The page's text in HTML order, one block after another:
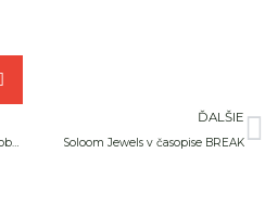
#2 Marián Repák investor vo WIC Global SE
ĎALŠIE
Soloom Jewels v časopise BREAK